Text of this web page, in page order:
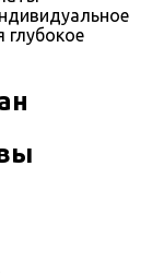
глубокое